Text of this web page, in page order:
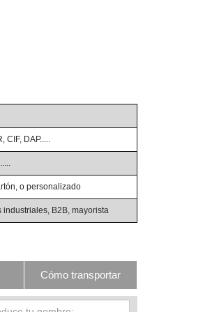
CIF, DAP.....
o personalizado
B2B, mayorista
Cómo transportar